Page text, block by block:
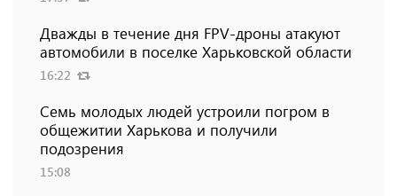
Дважды в течение дня FPV-дроны атакуют
автомобили в поселке Харьковской области
16:22
Семь молодых людей устроили погром в
общежитии Харькова и получили
подозрения
15:08